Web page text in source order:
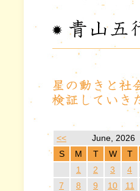
<< June, 2026
S
M T W T
1
2 3 4
7
8 9 10 11